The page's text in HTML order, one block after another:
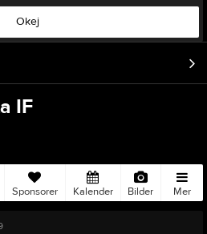
Okej
IF
Sponsorer Kalender Bilder Mer